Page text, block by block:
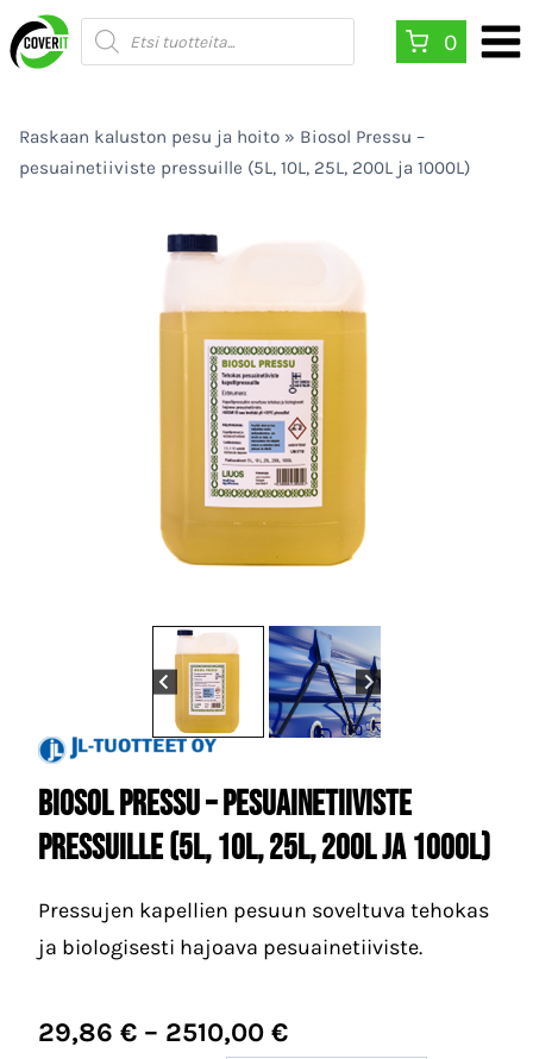
Siirry
sisältöön
Products
search
0
Raskaan kaluston pesu ja hoito » Biosol Pressu –
pesuainetiiviste pressuille (5L, 10L, 25L, 200L ja 1000L)
Biosol Pressu – pesuainetiiviste
pressuille (5L, 10L, 25L, 200L ja 1000L)
Pressujen kapellien pesuun soveltuva tehokas
ja biologisesti hajoava pesuainetiiviste.
29,86 € – 2510,00 €Hintaluokka: